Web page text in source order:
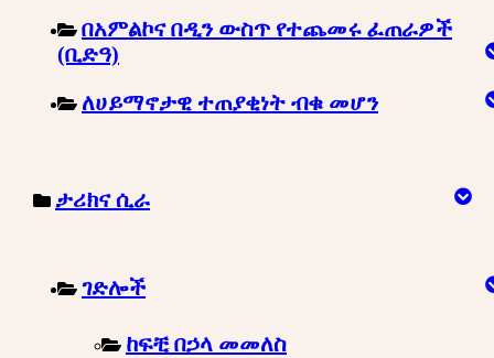
በአምልኮና በዲን ውስጥ የተጨመሩ ፈጠራዎች
(ቢድዓ)
ለሀይማኖታዊ ተጠያቂነት ብቁ መሆን
ታሪክና ሲራ
ገድሎች
ከፍቺ በኃላ መመለስ